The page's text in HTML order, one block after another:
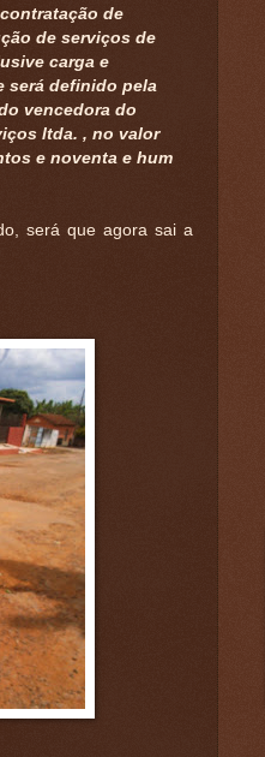
de
de serviços de
carga e
será definido pela
vencedora do
ltda. , no valor
e noventa e hum
será que agora sai a